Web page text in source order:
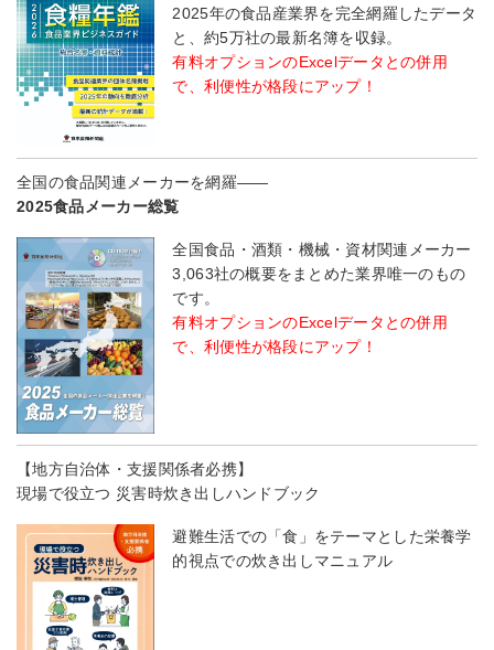
2025年の食品産業界を完全網羅したデータ
と、約5万社の最新名簿を収録。
有料オプションのExcelデータとの併用
で、利便性が格段にアップ！
全国の食品関連メーカーを網羅――
2025食品メーカー総覧
全国食品・酒類・機械・資材関連メーカー
3,063社の概要をまとめた業界唯一のもの
です。
有料オプションのExcelデータとの併用
で、利便性が格段にアップ！
【地方自治体・支援関係者必携】
現場で役立つ 災害時炊き出しハンドブック
避難生活での「食」をテーマとした栄養学
的視点での炊き出しマニュアル